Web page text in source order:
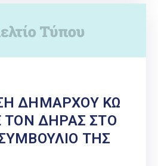
ΔΗΜΑΡΧΟΥ ΚΩ
ΤΟΝ ΔΗΡΑΣ ΣΤΟ
ΤΗΣ